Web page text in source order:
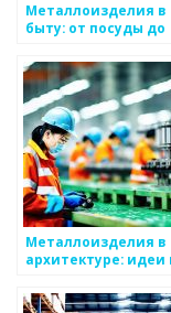
Металлоизделия в
быту: от посуды до
Металлоизделия в
архитектуре: идеи